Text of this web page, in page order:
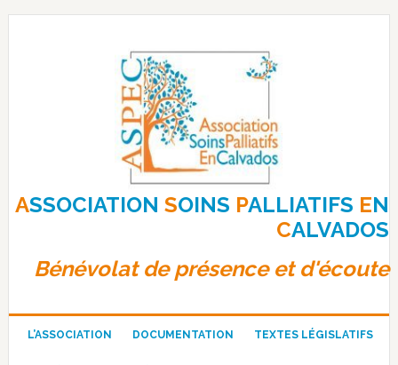
Passer
Passer
Passer
ASSOCIATIONSOINS PALLIATIFS EN
CALVADOS
Bénévolat de présence et d'écoute
L’ASSOCIATION DOCUMENTATION TEXTES LÉGISLATIFS